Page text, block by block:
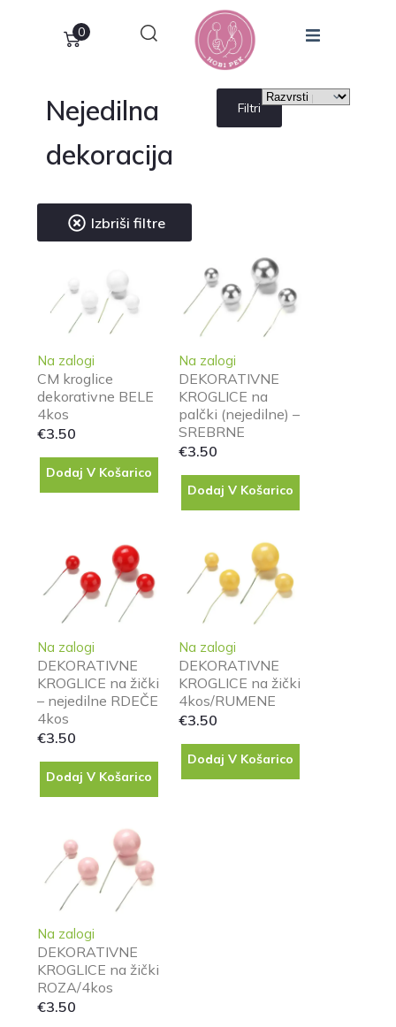
0
Nejedilna
dekoracija
Filtri
Izbriši filtre
Na zalogi
CM kroglice
dekorativne BELE
4kos
€3.50
Dodaj V Košarico
Na zalogi
DEKORATIVNE
KROGLICE na
palčki (nejedilne) –
SREBRNE
€3.50
Dodaj V Košarico
Na zalogi
DEKORATIVNE
KROGLICE na žički
– nejedilne RDEČE
4kos
€3.50
Dodaj V Košarico
Na zalogi
DEKORATIVNE
KROGLICE na žički
4kos/RUMENE
€3.50
Dodaj V Košarico
Na zalogi
DEKORATIVNE
KROGLICE na žički
ROZA/4kos
€3.50